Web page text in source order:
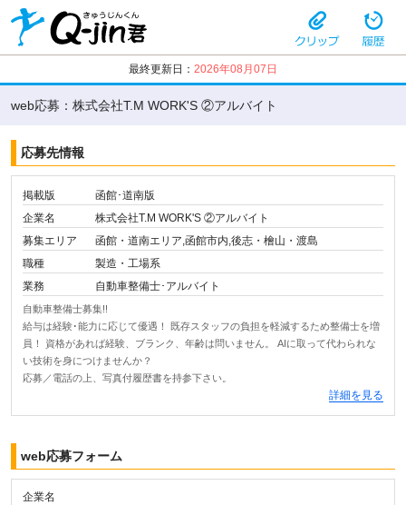
最終更新日： 2026年08月07日
web応募：株式会社T.M WORK'S ②アルバイト
応募先情報
掲載版
函館･道南版
企業名
株式会社T.M WORK'S ②アルバイト
募集エリア
函館・道南エリア,函館市内,後志・檜山・渡島
職種
製造・工場系
業務
自動車整備士･アルバイト
自動車整備士募集!!
給与は経験･能力に応じて優遇！ 既存スタッフの負担を軽減するため整備士を増
員！ 資格があれば経験、ブランク、年齢は問いません。 AIに取って代わられな
い技術を身につけませんか？
応募／電話の上、写真付履歴書を持参下さい。
詳細を見る
web応募フォーム
企業名